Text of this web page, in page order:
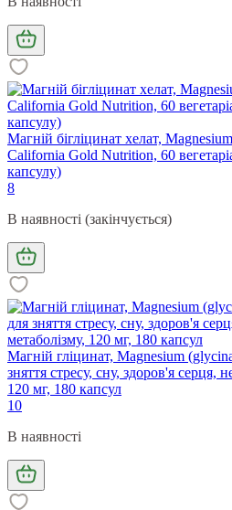
Магній бігліцинат хелат,
California Gold Nutrition, 60
капсулу)
8
В наявності (закінчується)
Магній гліцинат, Magnesium
зняття стресу, сну, здоров'я серця,
120 мг, 180 капсул
10
В наявності